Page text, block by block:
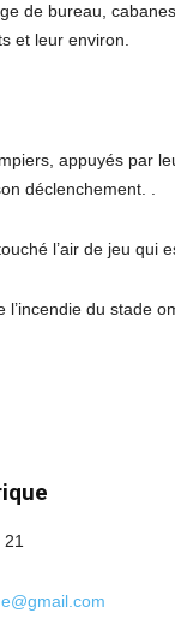
de bureau,
et leur environ.
appuyés par
déclenchement. .
l’air de jeu qui
du stade